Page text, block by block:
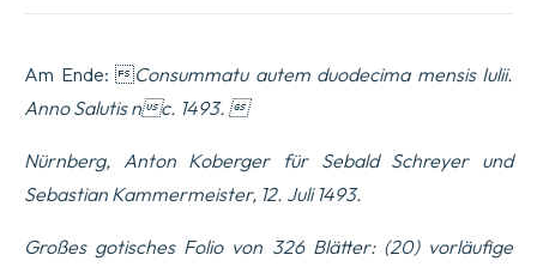
Am Ende: Consummatu autem duodecima mensis Iulii.
Anno Salutis nc. 1493.
Nürnberg, Anton Koberger für Sebald Schreyer und
Sebastian Kammermeister, 12. Juli 1493.
Großes gotisches Folio von 326 Blätter: (20) vorläufige